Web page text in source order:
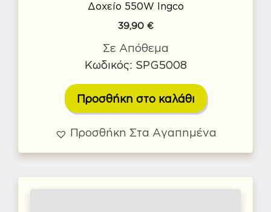
Δοχείο 550W Ingco
39,90 €
Σε Απόθεμα
Κωδικός: SPG5008
Προσθήκη στο καλάθι
Προσθήκη Στα Αγαπημένα